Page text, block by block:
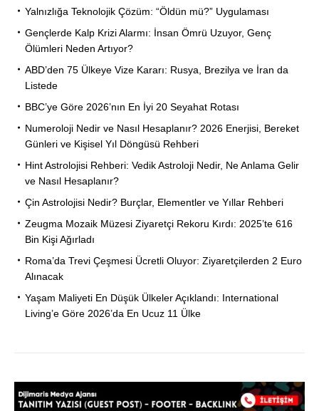
Yalnızlığa Teknolojik Çözüm: “Öldün mü?” Uygulaması
Gençlerde Kalp Krizi Alarmı: İnsan Ömrü Uzuyor, Genç
Ölümleri Neden Artıyor?
ABD’den 75 Ülkeye Vize Kararı: Rusya, Brezilya ve İran da
Listede
BBC’ye Göre 2026’nın En İyi 20 Seyahat Rotası
Numeroloji Nedir ve Nasıl Hesaplanır? 2026 Enerjisi, Bereket
Günleri ve Kişisel Yıl Döngüsü Rehberi
Hint Astrolojisi Rehberi: Vedik Astroloji Nedir, Ne Anlama Gelir
ve Nasıl Hesaplanır?
Çin Astrolojisi Nedir? Burçlar, Elementler ve Yıllar Rehberi
Zeugma Mozaik Müzesi Ziyaretçi Rekoru Kırdı: 2025’te 616
Bin Kişi Ağırladı
Roma’da Trevi Çeşmesi Ücretli Oluyor: Ziyaretçilerden 2 Euro
Alınacak
Yaşam Maliyeti En Düşük Ülkeler Açıklandı: International
Living’e Göre 2026’da En Ucuz 11 Ülke